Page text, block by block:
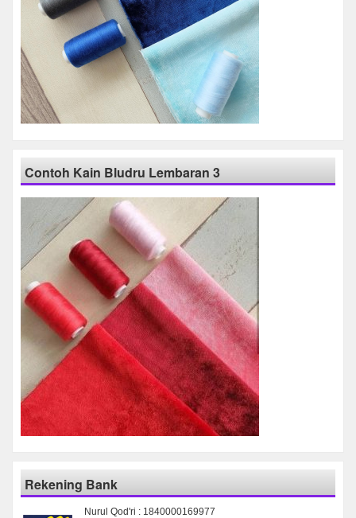
Contoh Kain Bludru Lembaran 3
Rekening Bank
Nurul Qod'ri : 1840000169977